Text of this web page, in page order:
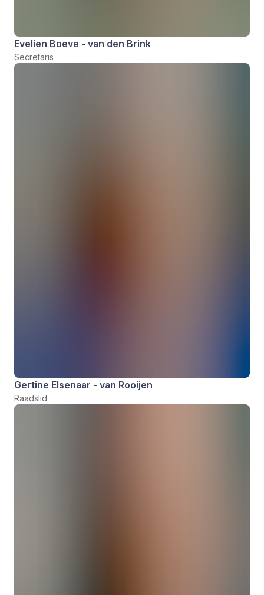
Evelien Boeve - van den Brink
Secretaris
Gertine Elsenaar - van Rooijen
Raadslid